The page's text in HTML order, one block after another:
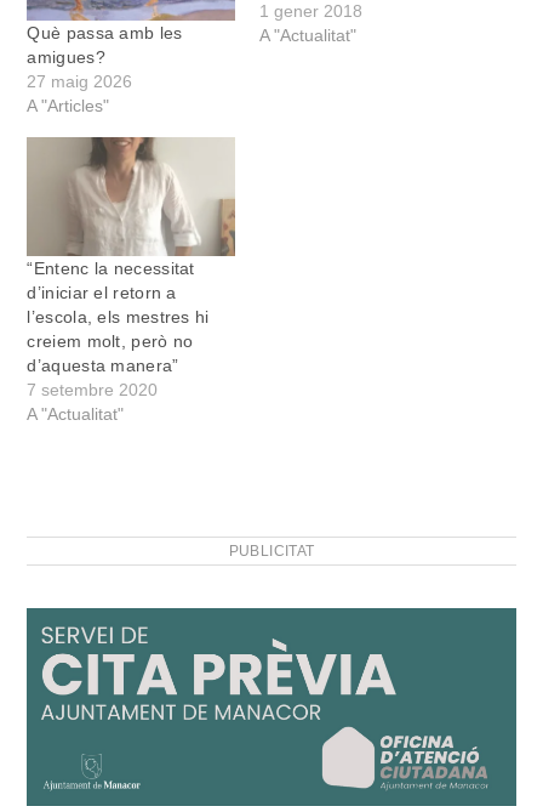
Què passa amb les
amigues?
27 maig 2026
A "Articles"
1 gener 2018
A "Actualitat"
“Entenc la necessitat
d’iniciar el retorn a
l’escola, els mestres hi
creiem molt, però no
d’aquesta manera”
7 setembre 2020
A "Actualitat"
PUBLICITAT